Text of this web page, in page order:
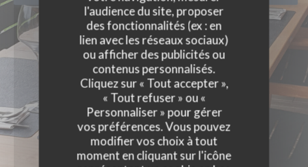
l'audience du site, proposer
des fonctionnalités (ex : en
lien avec les réseaux sociaux)
ou afficher des publicités ou
contenus personnalisés.
Cliquez sur « Tout accepter »,
« Tout refuser » ou «
Personnaliser » pour gérer
vos préférences. Vous pouvez
modifier vos choix à tout
moment en cliquant sur l'icône